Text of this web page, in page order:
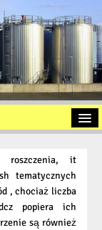
roszczenia, it
tematycznych
, chociaż liczba
popiera ich
są również